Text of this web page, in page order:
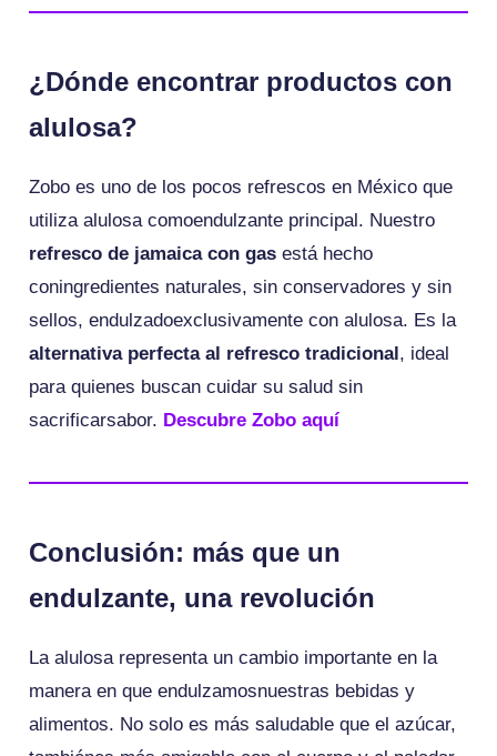
¿Dónde encontrar productos con
alulosa?
Zobo es uno de los pocos refrescos en México que
utiliza alulosa comoendulzante principal. Nuestro
refresco de jamaica con gas está hecho
coningredientes naturales, sin conservadores y sin
sellos, endulzadoexclusivamente con alulosa. Es la
alternativa perfecta al refresco tradicional, ideal
para quienes buscan cuidar su salud sin
sacrificarsabor. Descubre Zobo aquí
Conclusión: más que un
endulzante, una revolución
La alulosa representa un cambio importante en la
manera en que endulzamosnuestras bebidas y
alimentos. No solo es más saludable que el azúcar,